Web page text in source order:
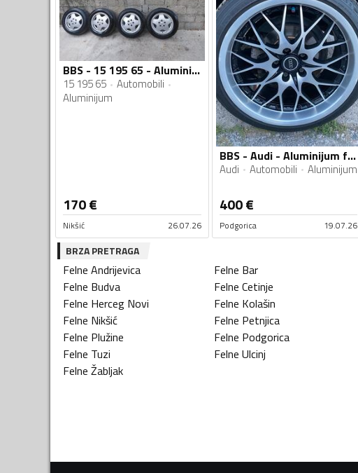
BBS - 15 195 65 - Aluminijum felne
15 195 65
Automobili
Aluminijum
170€
Nikšić 26.07.26
BBS - Audi - Aluminijum felne
Audi Automobili Aluminijum
400€
Podgorica 19.07.26
BRZA PRETRAGA
Felne Andrijevica Felne Bar
Felne Budva Felne Cetinje
Felne Herceg Novi Felne Kolašin
Felne Nikšić Felne Petnjica
Felne Plužine Felne Podgorica
Felne Tuzi Felne Ulcinj
Felne Žabljak